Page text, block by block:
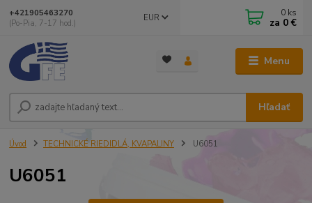
Menu
EUR
Hľadať
+421905463270
(Po-Pia, 7-17 hod.)
0 ks
za 0 €
Úvod TECHNICKÉ RIEDIDLÁ, KVAPALINY U6051
U6051